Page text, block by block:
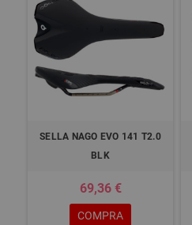
SELLA NAGO EVO 141 T2.0
BLK
69,36 €
COMPRA